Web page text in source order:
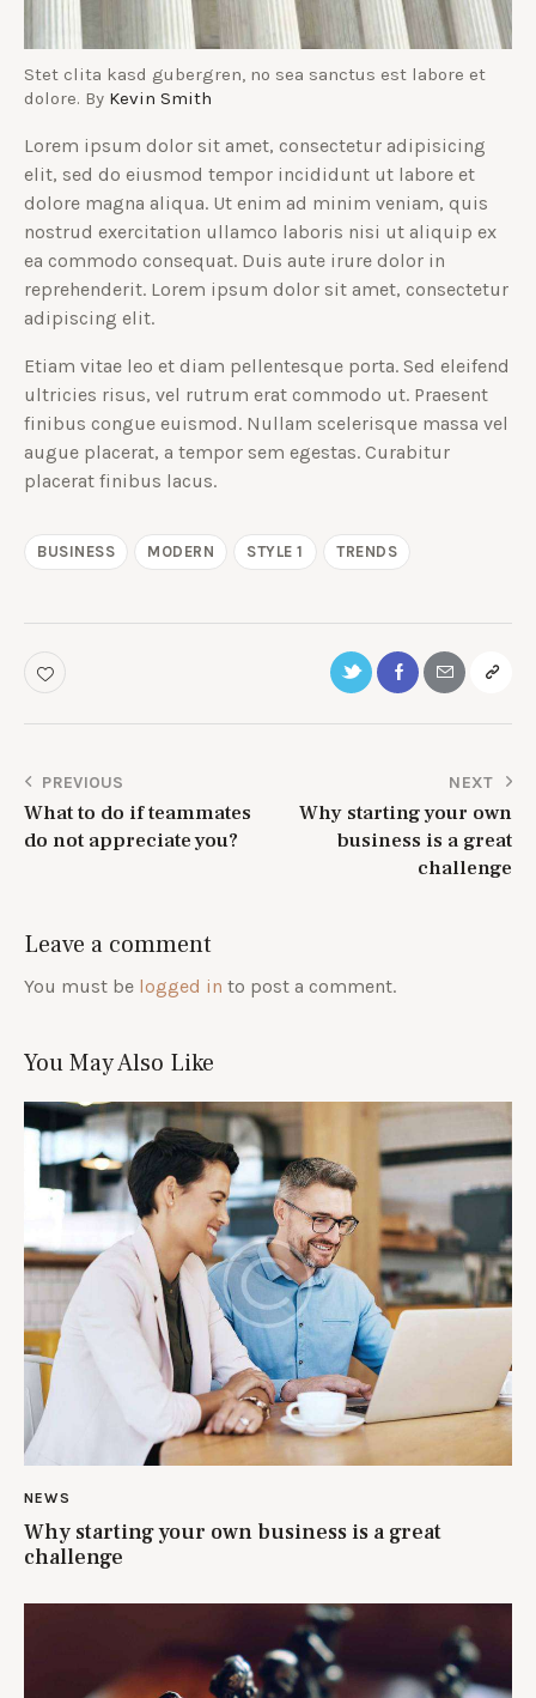
Stet clita kasd gubergren, no sea sanctus est labore et
dolore. By Kevin Smith
Lorem ipsum dolor sit amet, consectetur adipisicing
elit, sed do eiusmod tempor incididunt ut labore et
dolore magna aliqua. Ut enim ad minim veniam, quis
nostrud exercitation ullamco laboris nisi ut aliquip ex
ea commodo consequat. Duis aute irure dolor in
reprehenderit. Lorem ipsum dolor sit amet, consectetur
adipiscing elit.
Etiam vitae leo et diam pellentesque porta. Sed eleifend
ultricies risus, vel rutrum erat commodo ut. Praesent
finibus congue euismod. Nullam scelerisque massa vel
augue placerat, a tempor sem egestas. Curabitur
placerat finibus lacus.
BUSINESS MODERN STYLE 1 TRENDS
PREVIOUS
What to do if teammates
do not appreciate you?
NEXT
Why starting your own
business is a great
challenge
Leave a comment
You must be logged in to post a comment.
You May Also Like
NEWS
Why starting your own business is a great
challenge